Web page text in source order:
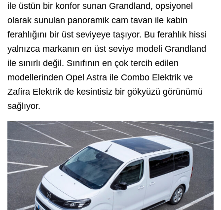
ile üstün bir konfor sunan Grandland, opsiyonel
olarak sunulan panoramik cam tavan ile kabin
ferahlığını bir üst seviyeye taşıyor. Bu ferahlık hissi
yalnızca markanın en üst seviye modeli Grandland
ile sınırlı değil. Sınıfının en çok tercih edilen
modellerinden Opel Astra ile Combo Elektrik ve
Zafira Elektrik de kesintisiz bir gökyüzü görünümü
sağlıyor.